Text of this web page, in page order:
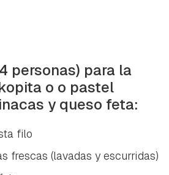
personas) para la
o o pastel
y queso feta:
filo
frescas (lavadas y escurridas)